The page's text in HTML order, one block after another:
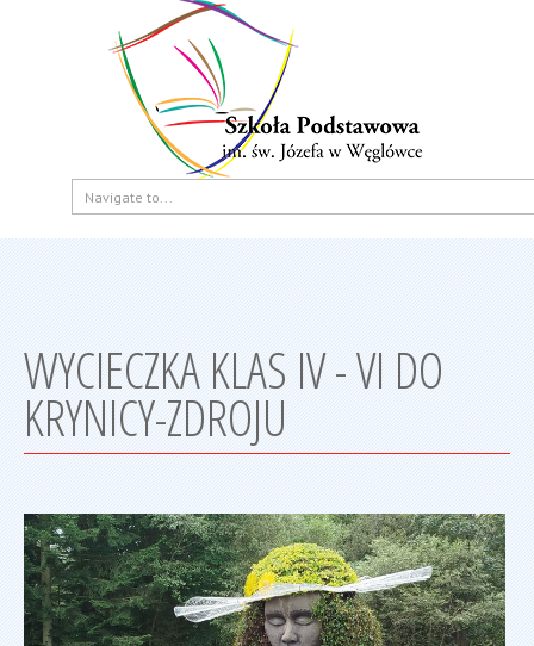
WYCIECZKA KLAS IV - VI DO
KRYNICY-ZDROJU